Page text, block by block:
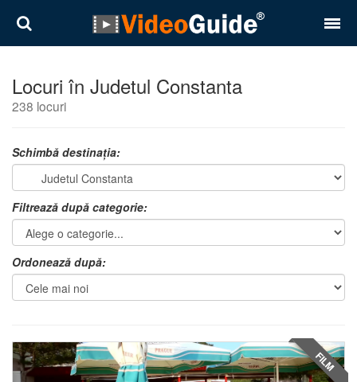
Locuri în Judetul Constanta
238 locuri
Schimbă destinația:
Filtrează după categorie:
Ordonează după:
FILM
Despre noi